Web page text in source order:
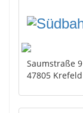
Saumstraße 9
47805 Krefeld